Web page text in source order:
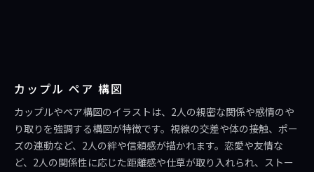
カップル ペア 構図
カップルやペア構図のイラストは、2人の親密な関係や感情のや
り取りを強調する構図が特徴です。視線の交差や体の接触、ポー
ズの連動など、2人の絆や信頼感が描かれます。恋愛や友情な
ど、2人の関係性に応じた距離感や仕草が取り入れられ、ストー